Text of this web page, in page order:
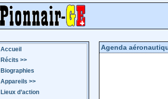
Accueil
Récits >>
Biographies
Appareils >>
Lieux d’action
Agenda